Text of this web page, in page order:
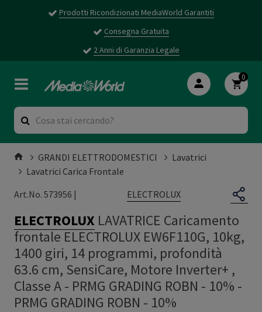
Prodotti Ricondizionati MediaWorld Garantiti
Consegna Gratuita
2 Anni di Garanzia Legale
0
GRANDI ELETTRODOMESTICI
Lavatrici
Lavatrici Carica Frontale
Art.No. 573956 |
ELECTROLUX
ELECTROLUX LAVATRICE Caricamento
frontale ELECTROLUX EW6F110G, 10kg,
1400 giri, 14 programmi, profondità
63.6 cm, SensiCare, Motore Inverter+ ,
Classe A - PRMG GRADING ROBN - 10% -
PRMG GRADING ROBN - 10%